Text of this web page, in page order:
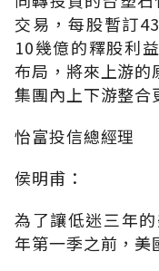
交易，每股暫訂
10幾億的釋股利
布局，將來上游的
集團內上下游整合
怡富投信總經理
侯明甫：
為了讓低迷三年
年第一季之前，美